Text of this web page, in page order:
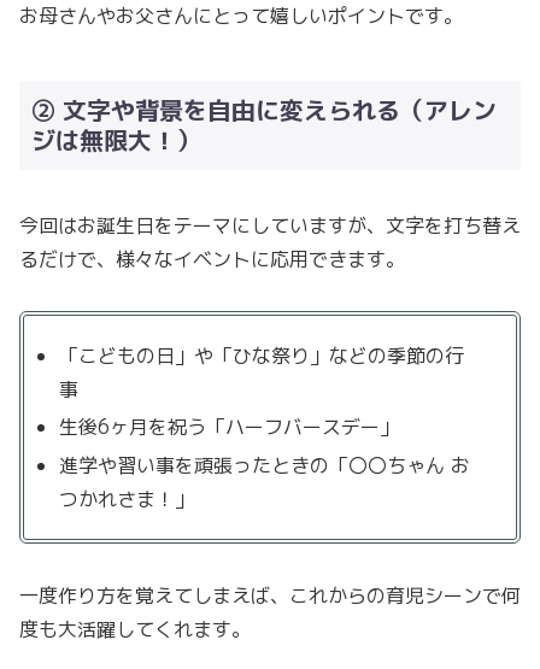
お母さんやお父さんにとって嬉しいポイントです。
② 文字や背景を自由に変えられる（アレン
ジは無限大！）
今回はお誕生日をテーマにしていますが、文字を打ち替え
るだけで、様々なイベントに応用できます。
「こどもの日」や「ひな祭り」などの季節の行
事
生後6ヶ月を祝う「ハーフバースデー」
進学や習い事を頑張ったときの「〇〇ちゃん お
つかれさま！」
一度作り方を覚えてしまえば、これからの育児シーンで何
度も大活躍してくれます。